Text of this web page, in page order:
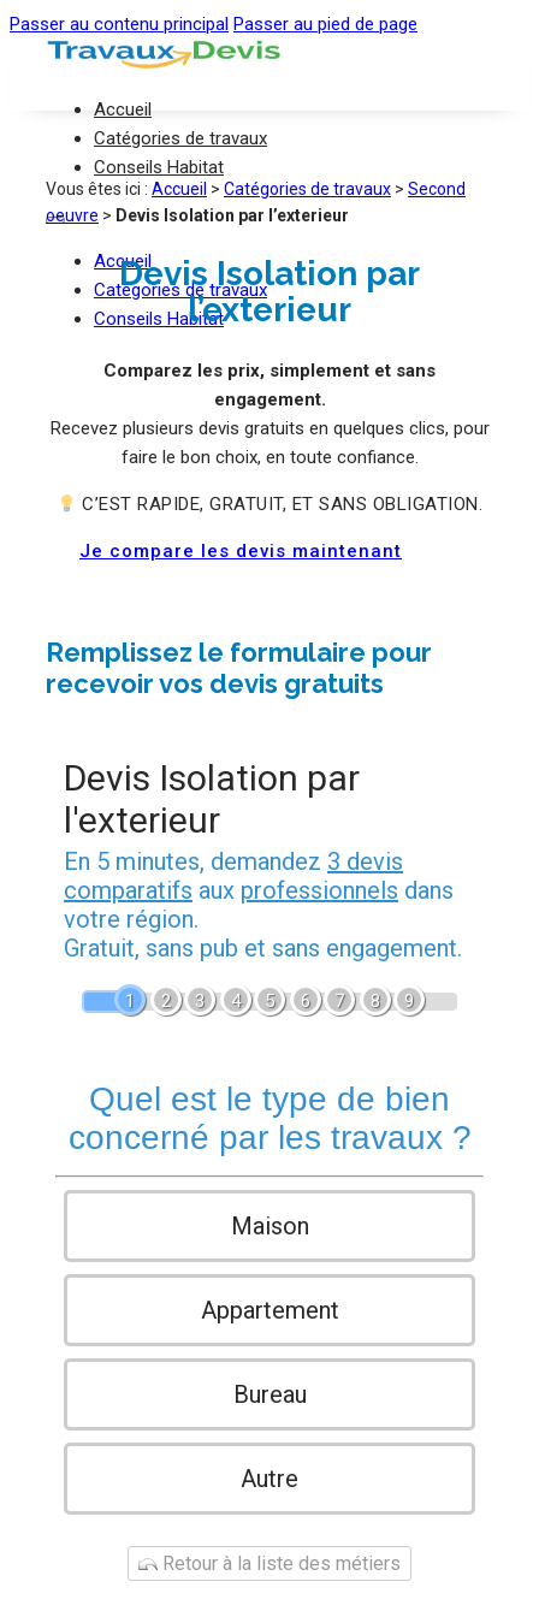
Passer au contenu principal Passer au pied de page
Accueil
Catégories de travaux
Conseils Habitat
Accueil
Catégories de travaux
Conseils Habitat
Vous êtes ici : Accueil > Catégories de travaux > Second
oeuvre > Devis Isolation par l’exterieur
Devis Isolation par
l’exterieur
Comparez les prix, simplement et sans
engagement.
Recevez plusieurs devis gratuits en quelques clics, pour
faire le bon choix, en toute confiance.
C’EST RAPIDE, GRATUIT, ET SANS OBLIGATION.
Je compare les devis maintenant
Remplissez le formulaire pour
recevoir vos devis gratuits
Devis Isolation par
l'exterieur
En 5 minutes, demandez 3 devis
comparatifs aux professionnels dans
votre région.
Gratuit, sans pub et sans engagement.
1 2 3 4 5 6 7 8 9
Quel est le type de bien
concerné par les travaux ?
Maison
Appartement
Bureau
Autre
Retour à la liste des métiers